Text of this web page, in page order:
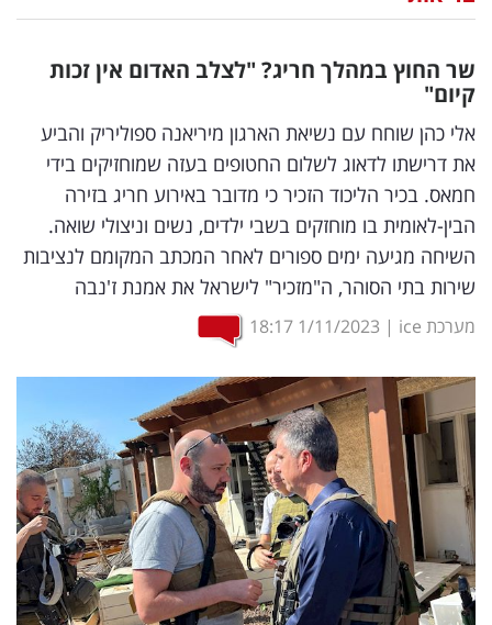
דיגיטל
וטק
שיווק
ופרסום
משפט
מדדים
דעות
רכילות
עסקית
קריפטו
ויראלי
שר החוץ במהלך חריג? "לצלב האדום אין זכות
קיום"
אלי כהן שוחח עם נשיאת הארגון מיריאנה ספוליריק והביע
את דרישתו לדאוג לשלום החטופים בעזה שמוחזיקים בידי
חמאס. בכיר הליכוד הזכיר כי מדובר באירוע חריג בזירה
הבין-לאומית בו מוחזקים בשבי ילדים, נשים וניצולי שואה.
השיחה מגיעה ימים ספורים לאחר המכתב המקומם לנציבות
שירות בתי הסוהר, ה"מזכיר" לישראל את אמנת ז'נבה
מערכת ice |
1/11/2023
18:17